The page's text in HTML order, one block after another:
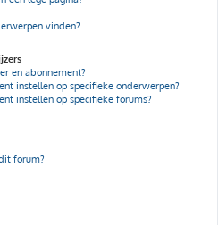
vinden?
en abonnement?
instellen op specifieke onderwerpen?
instellen op specifieke forums?
forum?